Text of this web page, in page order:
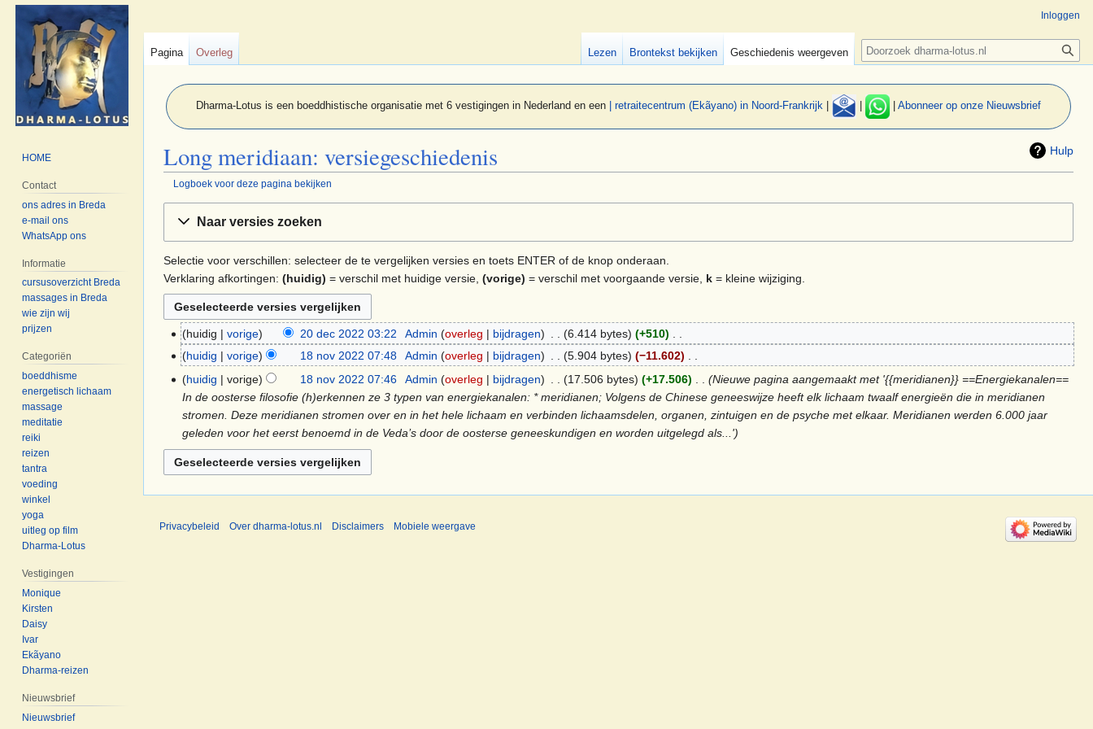
Dharma-Lotus is een boeddhistische organisatie met 6 vestigingen in Nederland en een | retraitecentrum (Ekãyano) in Noord-Frankrijk Abonneer op onze Nieuwsbrief
Hulp
Long meridiaan: versiegeschiedenis
Logboek voor deze pagina bekijken
navigatie
zoekenNaar versies zoeken
Selectie voor verschillen: selecteer de te vergelijken versies en toets ENTER of de knop onderaan.
Verklaring afkortingen: (huidig) = verschil met huidige versie, (vorige) = verschil met voorgaande versie, k = kleine wijziging.
20
dec
huidig vorige 20 dec 2022 03:22 Admin overleg bijdragen 6.414 bytes +510
G
e
e
n
b
e
w
e
r
i
18
nov
2022
huidig vorige 18 nov 2022 07:48 Admin overleg bijdragen 5.904 bytes −11.602
G
e
e
e
k
huidig vorige 18 nov 2022 07:46 Admin overleg bijdragen 17.506 bytes +17.506
Nieuwe pagina aangemaakt met '{{meridianen}} ==Energiekanalen==
In de oosterse filosofie (h)erkennen ze 3 typen van energiekanalen: * meridianen; Volgens de Chinese geneeswijze heeft elk lichaam twaalf energieën die in meridianen
stromen. Deze meridianen stromen over en in het hele lichaam en verbinden lichaamsdelen, organen, zintuigen en de psyche met elkaar. Meridianen werden 6.000 jaar
geleden voor het eerst benoemd in de Veda’s door de oosterse geneeskundigen en worden uitgelegd als...'
Inloggen
Pagina Overleg Lezen Brontekst bekijken Geschiedenis weergeven Zoeken
HOME
Contact
ons adres in Breda
e-mail ons
WhatsApp ons
Informatie
cursusoverzicht Breda
massages in Breda
wie zijn wij
prijzen
Categoriën
boeddhisme
energetisch lichaam
massage
meditatie
reiki
reizen
tantra
voeding
winkel
yoga
uitleg op film
Dharma-Lotus
Vestigingen
Monique
Kirsten
Daisy
Ivar
Ekãyano
Dharma-reizen
Nieuwsbrief
Nieuwsbrief
Privacybeleid Over dharma-lotus.nl Disclaimers Mobiele weergave